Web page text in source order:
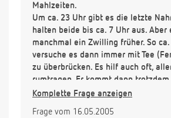
Mahlzeiten.
Um ca. 23 Uhr gibt es die letzte
halten beide bis ca. 7 Uhr aus. Aber
manchmal ein Zwilling früher. So ca.
versuche es dann immer mit Tee
zu überbrücken. Es hilf auch oft,
rumtragen. Er kommt dann
/7:30 Uhr.
Komplette Frage anzeigen
Frage vom 16.05.2005